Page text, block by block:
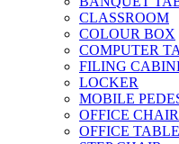
CLASSROOM
COLOUR BOX
COMPUTER
FILING
LOCKER
MOBILE
OFFICE CHAIR
OFFICE